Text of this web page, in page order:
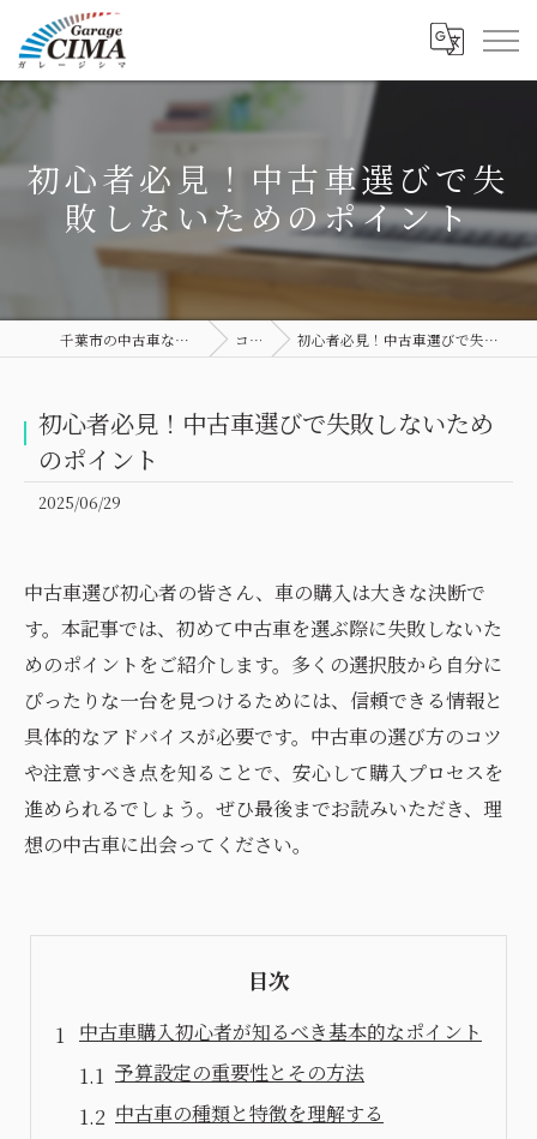
初心者必見！中古車選びで失
敗しないためのポイント
千葉市の中古車ならGarage CIMA コラム 初心者必見！中古車選びで失敗しないためのポイント
初心者必見！中古車選びで失敗しないため
のポイント
2025/06/29
中古車選び初心者の皆さん、車の購入は大きな決断で
す。本記事では、初めて中古車を選ぶ際に失敗しないた
めのポイントをご紹介します。多くの選択肢から自分に
ぴったりな一台を見つけるためには、信頼できる情報と
具体的なアドバイスが必要です。中古車の選び方のコツ
や注意すべき点を知ることで、安心して購入プロセスを
進められるでしょう。ぜひ最後までお読みいただき、理
想の中古車に出会ってください。
目次
中古車購入初心者が知るべき基本的なポイント
予算設定の重要性とその方法
中古車の種類と特徴を理解する